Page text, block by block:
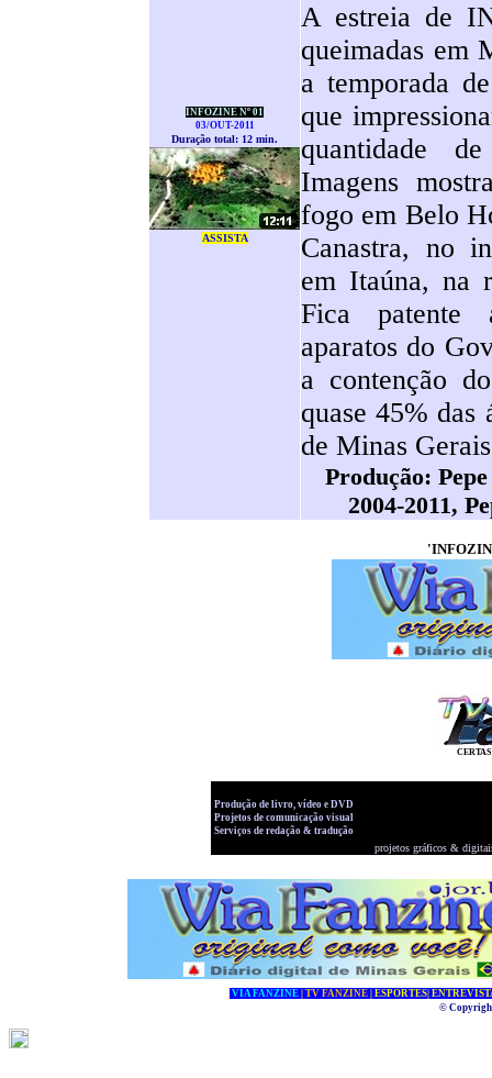
INFOZINE Nº 01
03/OUT-2011
Duração total: 12 min.
ASSISTA
A estreia de
queimadas em
a temporada
que
quantidade
Imagens
fogo em Belo
Canastra, no
em Itaúna, na
Fica patente
aparatos do
a contenção
quase 45% das
de Minas
Produção:
2004-2011,
Produção de livro, vídeo e DVD
Projetos de comunicação visual
Serviços de redação & tradução
projetos gráficos &
VIA FANZINE TV FANZINE ESPORTES
©